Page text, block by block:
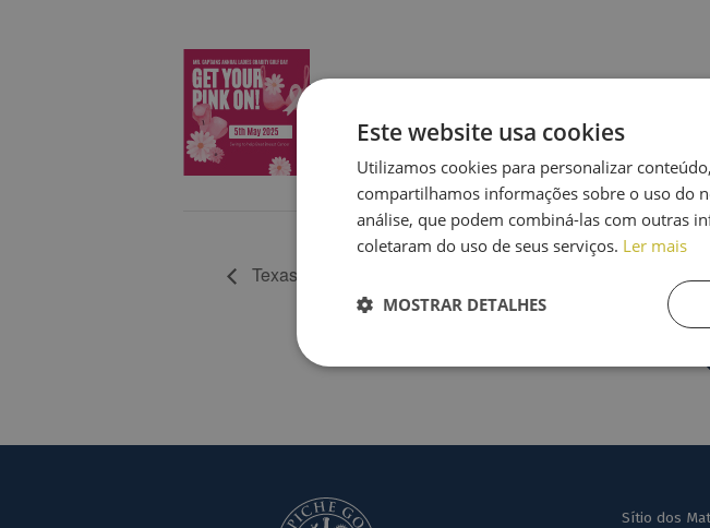
Texas Scramble Medal scoring (team of 2)
Sítio dos
Este website usa cookies
Utilizamos cookies para personalizar
compartilhamos informações sobre o uso do
análise, que podem combiná-las com outras
coletaram do uso de seus serviços. Ler mais
MOSTRAR DETALHES